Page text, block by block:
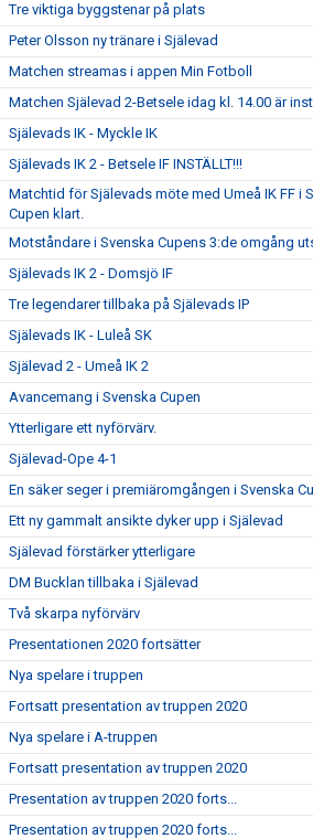
Tre viktiga byggstenar på plats
Peter Olsson ny tränare i Själevad
Matchen streamas i appen Min Fotboll
Matchen Själevad 2-Betsele idag kl. 14.00 är
Själevads IK - Myckle IK
Själevads IK 2 - Betsele IF INSTÄLLT!!!
Matchtid för Själevads möte med Umeå IK FF i
Cupen klart.
Motståndare i Svenska Cupens 3:de omgång
Själevads IK 2 - Domsjö IF
Tre legendarer tillbaka på Själevads IP
Själevads IK - Luleå SK
Själevad 2 - Umeå IK 2
Avancemang i Svenska Cupen
Ytterligare ett nyförvärv.
Själevad-Ope 4-1
En säker seger i premiäromgången i Svenska
Ett ny gammalt ansikte dyker upp i Själevad
Själevad förstärker ytterligare
DM Bucklan tillbaka i Själevad
Två skarpa nyförvärv
Presentationen 2020 fortsätter
Nya spelare i truppen
Fortsatt presentation av truppen 2020
Nya spelare i A-truppen
Fortsatt presentation av truppen 2020
Presentation av truppen 2020 forts...
Presentation av truppen 2020 forts...